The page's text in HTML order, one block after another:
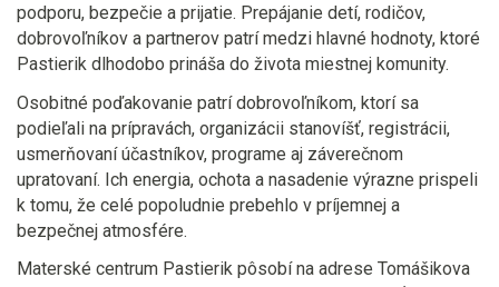
podporu, bezpečie a prijatie. Prepájanie detí, rodičov,
dobrovoľníkov a partnerov patrí medzi hlavné hodnoty, ktoré
Pastierik dlhodobo prináša do života miestnej komunity.
Osobitné poďakovanie patrí dobrovoľníkom, ktorí sa
podieľali na prípravách, organizácii stanovíšť, registrácii,
usmerňovaní účastníkov, programe aj záverečnom
upratovaní. Ich energia, ochota a nasadenie výrazne prispeli
k tomu, že celé popoludnie prebehlo v príjemnej a
bezpečnej atmosfére.
Materské centrum Pastierik pôsobí na adrese Tomášikova